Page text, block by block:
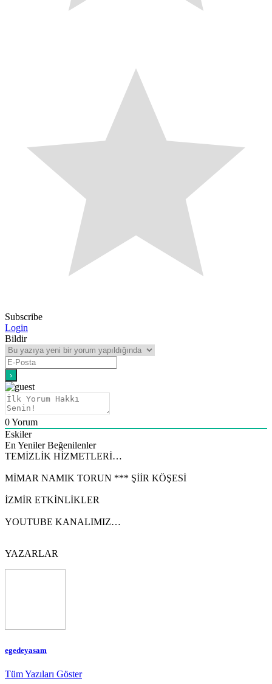
Subscribe
Login
Bildir
0Yorum
Eskiler
En Yeniler Beğenilenler
TEMİZLİK HİZMETLERİ…
MİMAR NAMIK TORUN *** ŞİİR KÖŞESİ
İZMİR ETKİNLİKLER
YOUTUBE KANALIMIZ…
YAZARLAR
egedeyasam
Tüm Yazıları Göster